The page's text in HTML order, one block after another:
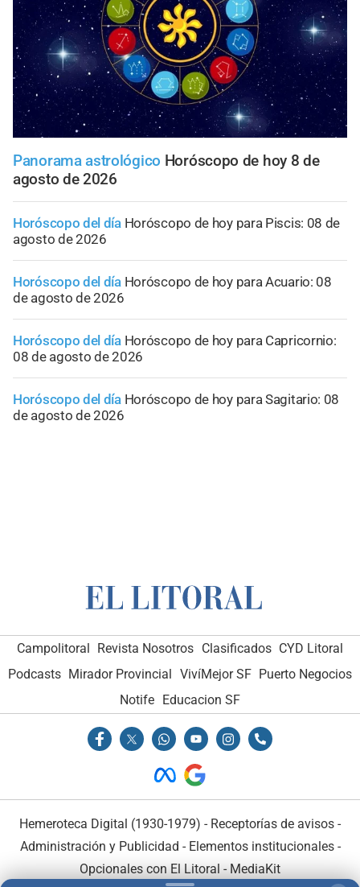
Panorama astrológico Horóscopo de hoy 8 de
agosto de 2026
Horóscopo del día Horóscopo de hoy para Piscis: 08 de
agosto de 2026
Horóscopo del día Horóscopo de hoy para Acuario: 08
de agosto de 2026
Horóscopo del día Horóscopo de hoy para Capricornio:
08 de agosto de 2026
Horóscopo del día Horóscopo de hoy para Sagitario: 08
de agosto de 2026
Campolitoral Revista Nosotros Clasificados CYD Litoral
Podcasts Mirador Provincial VivíMejor SF Puerto Negocios
Notife Educacion SF
Hemeroteca Digital (1930-1979) - Receptorías de avisos -
Administración y Publicidad - Elementos institucionales-
Opcionales con El Litoral - MediaKit